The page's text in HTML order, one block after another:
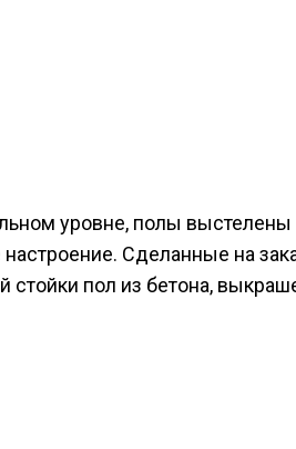
уровне, полы
Сделанные на
стойки пол из бетона,